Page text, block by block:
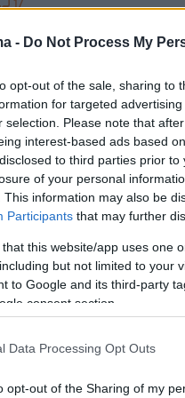
- Do Not Process My
opt-out of the sale, sharing to
for targeted
selection. Please note that
interest-based ads based
to third parties prior
of your personal
This information may also be
Participants that may further
that this website/app uses one
but not limited to your
to Google and its third-party
consent section.
Data Processing Opt Outs
opt-out of the Sharing of my
στον
«θα φύγω και
μαζί μου»
χάσει ακόμη μία έδρα,
δεύτερη θέση -
17
Πλέον δεν
στο πλευρό
28